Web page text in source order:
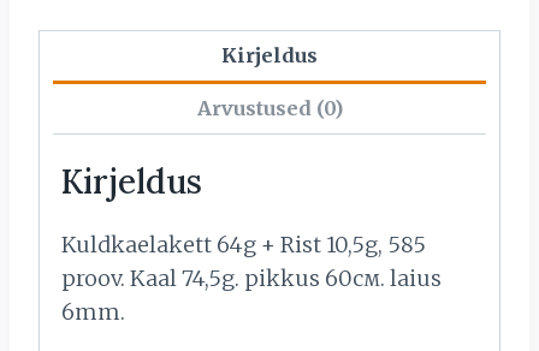
Kirjeldus
Arvustused (0)
Kirjeldus
Kuldkaelakett 64g + Rist 10,5g, 585
proov. Kaal 74,5g. pikkus 60см. laius
6mm.